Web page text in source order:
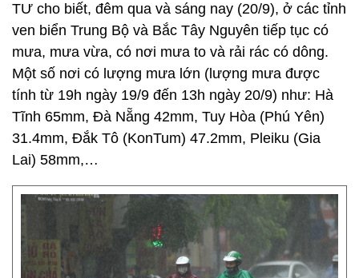
TƯ cho biết, đêm qua và sáng nay (20/9), ở các tỉnh
ven biển Trung Bộ và Bắc Tây Nguyên tiếp tục có
mưa, mưa vừa, có nơi mưa to và rải rác có dông.
Một số nơi có lượng mưa lớn (lượng mưa được
tính từ 19h ngày 19/9 đến 13h ngày 20/9) như: Hà
Tĩnh 65mm, Đà Nẵng 42mm, Tuy Hòa (Phú Yên)
31.4mm, Đắk Tô (KonTum) 47.2mm, Pleiku (Gia
Lai) 58mm,…